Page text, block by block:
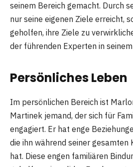
seinem Bereich gemacht. Durch
nur seine eigenen Ziele erreicht,
geholfen, ihre Ziele zu
der führenden Experten in
Persönliches Leben
Im persönlichen Bereich ist
Martinek jemand, der sich für
engagiert. Er hat enge
die ihn während seiner
hat. Diese engen familiären